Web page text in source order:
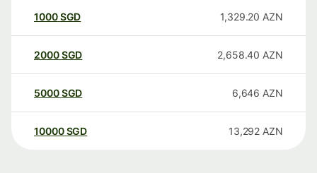
1000SGD 1,329.20 AZN
2000SGD 2,658.40 AZN
5000SGD 6,646 AZN
10000 SGD 13,292 AZN